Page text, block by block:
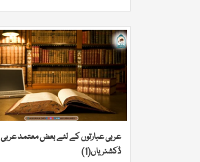
عربی عبارتوں کے لئے بعض معتمد عربی
ڈکشنریاں(1)